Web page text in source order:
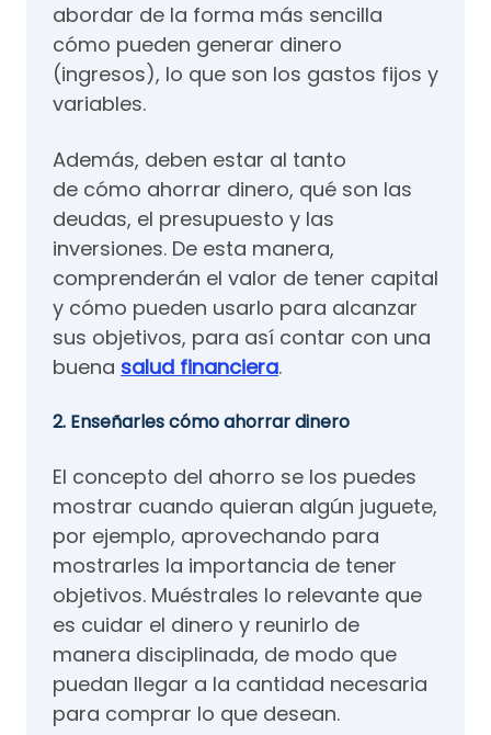
abordar de la forma más sencilla
cómo pueden generar dinero
(ingresos), lo que son los gastos fijos y
variables.
Además, deben estar al tanto
de cómo ahorrar dinero, qué son las
deudas, el presupuesto y las
inversiones. De esta manera,
comprenderán el valor de tener capital
y cómo pueden usarlo para alcanzar
sus objetivos, para así contar con una
buena salud financiera.
2. Enseñarles cómo ahorrar dinero
El concepto del ahorro se los puedes
mostrar cuando quieran algún juguete,
por ejemplo, aprovechando para
mostrarles la importancia de tener
objetivos. Muéstrales lo relevante que
es cuidar el dinero y reunirlo de
manera disciplinada, de modo que
puedan llegar a la cantidad necesaria
para comprar lo que desean.